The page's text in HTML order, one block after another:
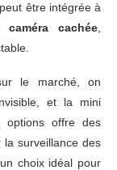
être intégrée à
caméra cachée
le marché, on
et la mini
options offre des
la surveillance des
choix idéal pour